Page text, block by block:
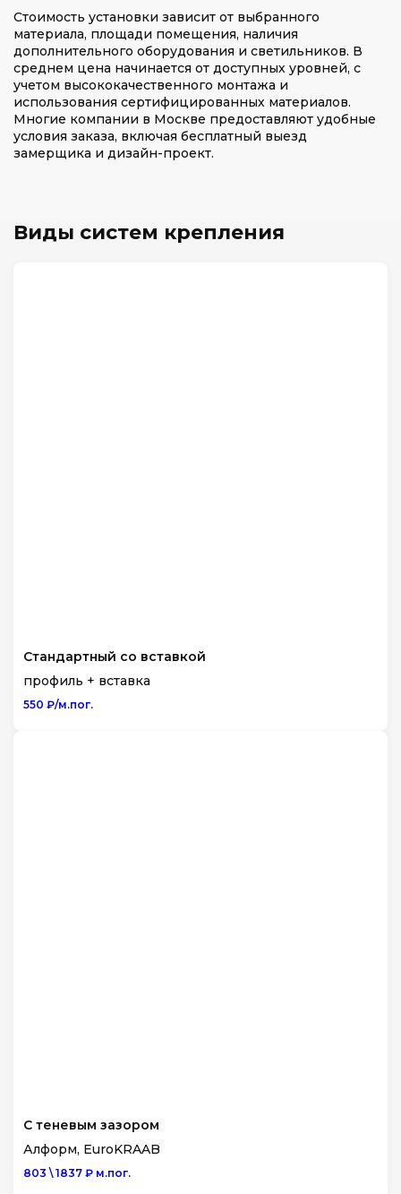
Стоимость установки зависит от выбранного
материала, площади помещения, наличия
дополнительного оборудования и светильников. В
среднем цена начинается от доступных уровней, с
учетом высококачественного монтажа и
использования сертифицированных материалов.
Многие компании в Москве предоставляют удобные
условия заказа, включая бесплатный выезд
замерщика и дизайн-проект.
Виды систем крепления
Стандартный со вставкой
профиль + вставка
550 ₽/м.пог.
С теневым зазором
Алформ, EuroKRAAB
803 \ 1837 ₽ м.пог.